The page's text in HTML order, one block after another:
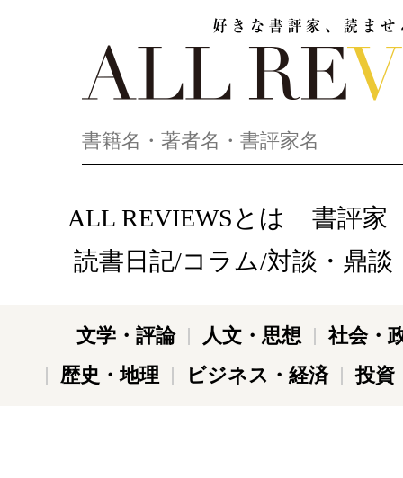
ALL REVIEWSとは
書評家
読書日記/コラム/対談・鼎談
文学・評論 人文・思想
社会・
歴史・地理
ビジネス・経済 投資